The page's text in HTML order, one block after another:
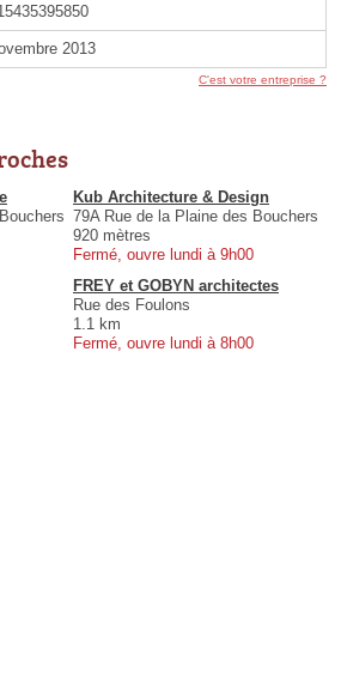
2013
C'est votre entreprise ?
Kub Architecture & Design
79A Rue de la Plaine des Bouchers
920 mètres
Fermé, ouvre lundi à 9h00
FREY et GOBYN architectes
Rue des Foulons
1.1 km
Fermé, ouvre lundi à 8h00